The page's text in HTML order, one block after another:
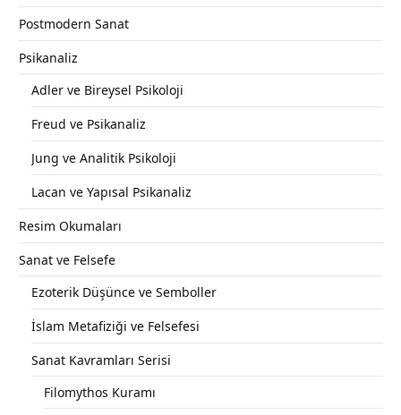
Postmodern Sanat
Psikanaliz
Adler ve Bireysel Psikoloji
Freud ve Psikanaliz
Jung ve Analitik Psikoloji
Lacan ve Yapısal Psikanaliz
Resim Okumaları
Sanat ve Felsefe
Ezoterik Düşünce ve Semboller
İslam Metafiziği ve Felsefesi
Sanat Kavramları Serisi
Filomythos Kuramı